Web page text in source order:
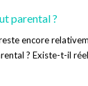
parental ?
encore
? Existe-t-il